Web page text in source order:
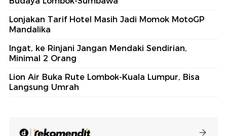
Lonjakan Tarif Hotel Masih Jadi Momok MotoGP
Mandalika
Ingat, ke Rinjani Jangan Mendaki Sendirian,
Minimal 2 Orang
Lion Air Buka Rute Lombok-Kuala Lumpur, Bisa
Langsung Umrah